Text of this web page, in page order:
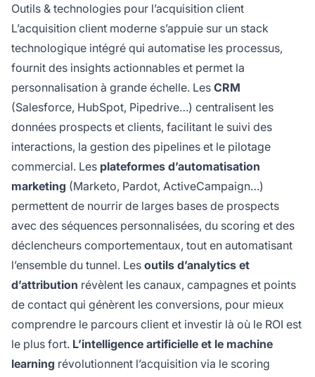
Outils & technologies pour l’acquisition client
L’acquisition client moderne s’appuie sur un stack
technologique intégré qui automatise les processus,
fournit des insights actionnables et permet la
personnalisation à grande échelle. Les CRM
(Salesforce, HubSpot, Pipedrive…) centralisent les
données prospects et clients, facilitant le suivi des
interactions, la gestion des pipelines et le pilotage
commercial. Les plateformes d’automatisation
marketing (Marketo, Pardot, ActiveCampaign…)
permettent de nourrir de larges bases de prospects
avec des séquences personnalisées, du scoring et des
déclencheurs comportementaux, tout en automatisant
l’ensemble du tunnel. Les outils d’analytics et
d’attribution révèlent les canaux, campagnes et points
de contact qui génèrent les conversions, pour mieux
comprendre le parcours client et investir là où le ROI est
le plus fort. L’intelligence artificielle et le machine
learning révolutionnent l’acquisition via le scoring